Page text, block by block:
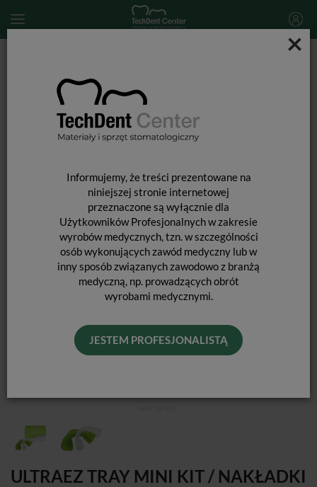
×
Informujemy, że treści prezentowane na
niniejszej stronie internetowej
przeznaczone są wyłącznie dla
Użytkowników Profesjonalnych w zakresie
wyrobów medycznych, tzn. w szczególności
osób wykonujących zawód medyczny lub w
inny sposób związanych zawodowo z branżą
medyczną, np. prowadzących obrót
wyrobami medycznymi.
JESTEM PROFESJONALISTĄ
UltraEZ Tray Mini Kit / nakładki 4 szt.
ULTRAEZ TRAY MINI KIT / NAKŁADKI